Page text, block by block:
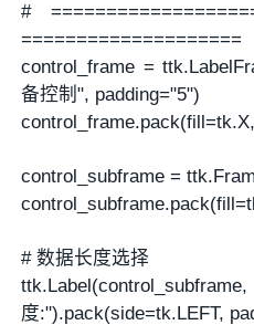
#
====================
control_frame =
备控制", padding="5")
control_subframe =
# 数据长度选择
度:").pack(side=tk.LEFT,